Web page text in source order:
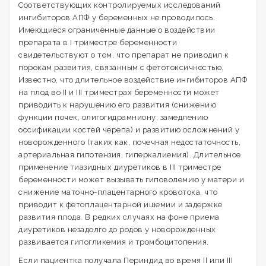
Соответствующих контролируемых исследований
ингибиторов АПФ у беременных не проводилось.
Имеющиеся ограниченные данные о воздействии
препарата в I триместре беременности
свидетельствуют о том, что препарат не приводил к
порокам развития, связанным с фетотоксичностью.
Известно, что длительное воздействие ингибиторов АПФ
на плод во II и III триместрах беременности может
приводить к нарушению его развития (снижению
функции почек, олигогидрамниону, замедлению
оссификации костей черепа) и развитию осложнений у
новорожденного (таких как, почечная недостаточность,
артериальная гипотензия, гиперкалиемия). Длительное
применение тиазидных диуретиков в III триместре
беременности может вызывать гиповолемию у матери и
снижение маточно-плацентарного кровотока, что
приводит к фетоплацентарной ишемии и задержке
развития плода. В редких случаях на фоне приема
диуретиков незадолго до родов у новорожденных
развивается гипогликемия и тромбоцитопения.
Если пациентка получала Периндид во время II или III